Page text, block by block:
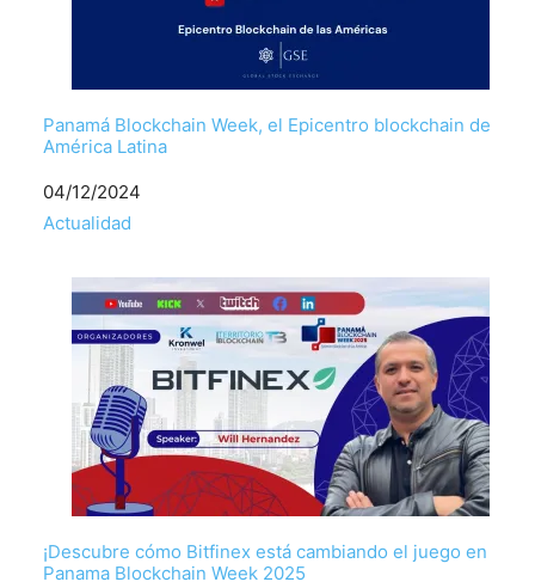
Panamá Blockchain Week, el Epicentro blockchain de
América Latina
Fecha
04/12/2024
Respecto a
Actualidad
¡Descubre cómo Bitfinex está cambiando el juego en
Panama Blockchain Week 2025